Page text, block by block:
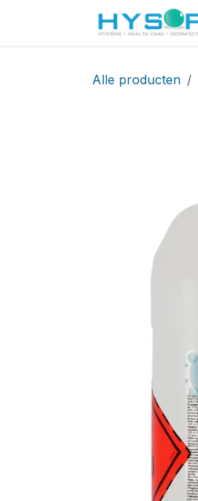
Alle producten